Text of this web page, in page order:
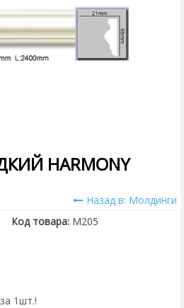
HARMONY
Назад в: Молдинги
Код товара: M205
1шт.!